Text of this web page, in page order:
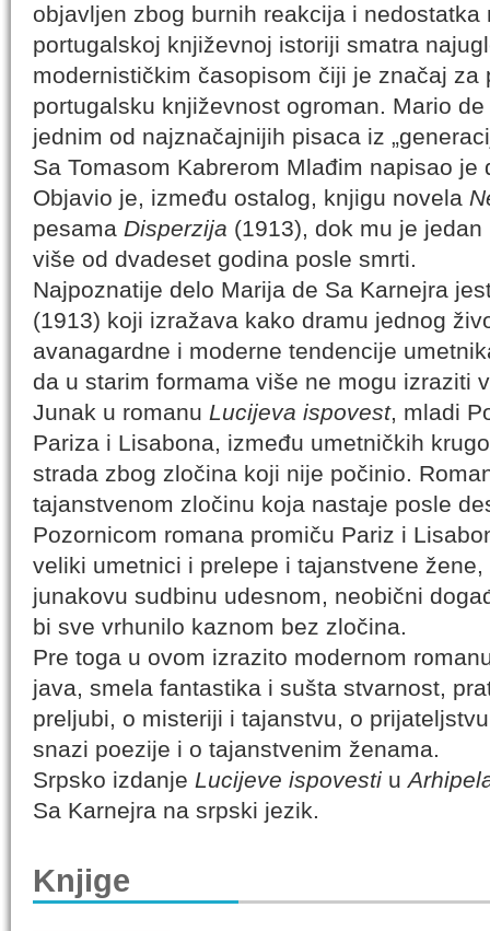
objavljen zbog burnih reakcija i
portugalskoj književnoj istoriji smatra
modernističkim časopisom čiji je značaj za
portugalsku književnost ogroman. Mario
jednim od najznačajnijih pisaca iz
Sa Tomasom Kabrerom Mlađim napisao je
Objavio je, između ostalog, knjigu novela
pesama Disperzija (1913), dok mu je
više od dvadeset godina posle smrti.
Najpoznatije delo Marija de Sa Karnejra
(1913) koji izražava kako dramu jednog
avanagardne i moderne tendencije
da u starim formama više ne mogu izraziti
Junak u romanu Lucijeva ispovest, mladi
Pariza i Lisabona, između umetničkih
strada zbog zločina koji nije počinio.
tajanstvenom zločinu koja nastaje posle
Pozornicom romana promiču Pariz i
veliki umetnici i prelepe i tajanstvene
junakovu sudbinu udesnom, neobični
bi sve vrhunilo kaznom bez zločina.
Pre toga u ovom izrazito modernom
java, smela fantastika i sušta stvarnost,
preljubi, o misteriji i tajanstvu, o
snazi poezije i o tajanstvenim ženama.
Srpsko izdanje Lucijeve ispovesti u
Sa Karnejra na srpski jezik.
Knjige